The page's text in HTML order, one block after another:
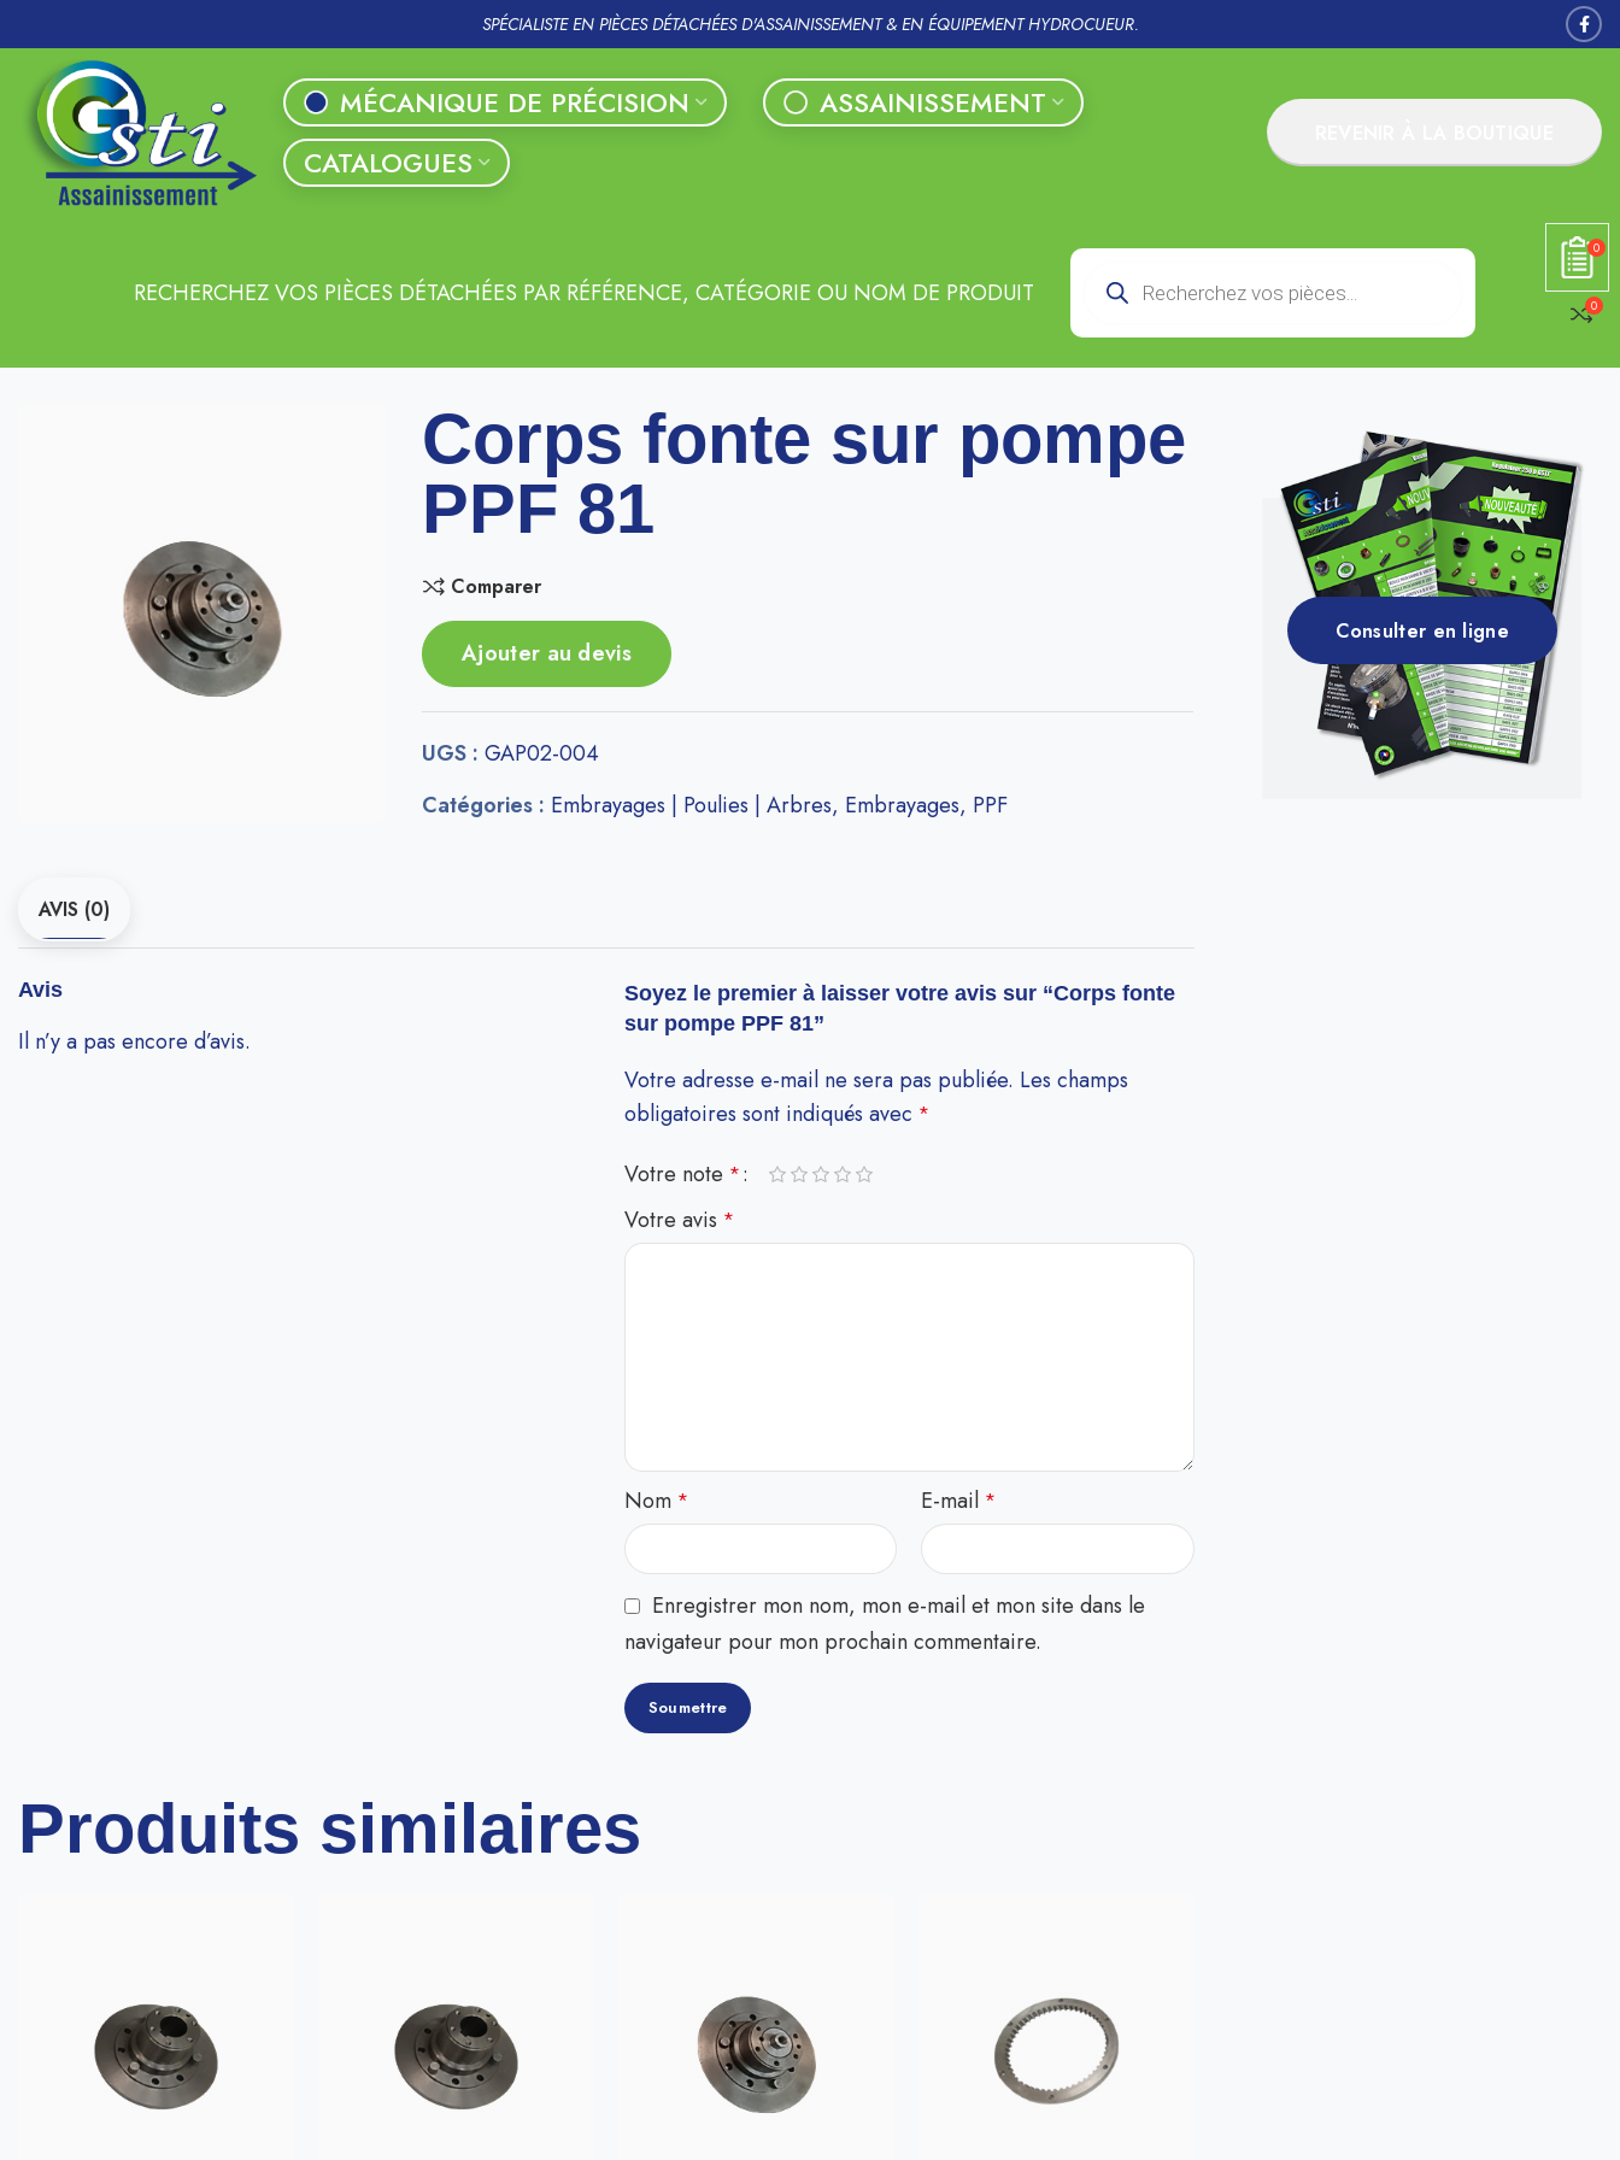
SPÉCIALISTE EN PIÈCES DÉTACHÉES D'ASSAINISSEMENT & EN ÉQUIPEMENT HYDROCUEUR.
MÉCANIQUE DE PRÉCISION
ASSAINISSEMENT
CATALOGUES
RECHERCHEZ VOS PIÈCES DÉTACHÉES PAR RÉFÉRENCE, CATÉGORIE OU NOM DE PRODUIT
0
0
Corps fonte sur pompe
PPF 81
Comparer
Ajouter au devis
UGS :GAP02-004
Catégories : Embrayages | Poulies | Arbres, Embrayages, PPF
AVIS (0)
Avis
Il n’y a pas encore d’avis.
Soyez le premier à laisser votre avis sur “Corps fonte
sur pompe PPF 81”
Votre adresse e-mail ne sera pas publiée. Les champs
obligatoires sont indiqués avec *
Votre note *
Votre avis *
Nom * E-mail *
Enregistrer mon nom, mon e-mail et mon site dans le
navigateur pour mon prochain commentaire.
Produits similaires
Consulter en ligne